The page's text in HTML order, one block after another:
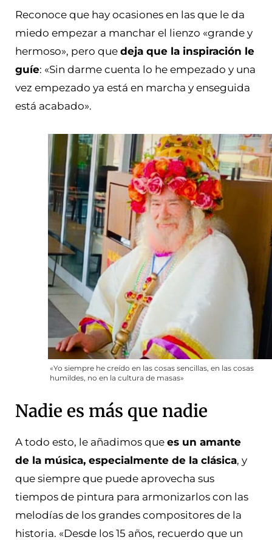
Reconoce que hay ocasiones en las que le da
miedo empezar a manchar el lienzo «grande y
hermoso», pero que deja que la inspiración le
guíe: «Sin darme cuenta lo he empezado y una
vez empezado ya está en marcha y enseguida
está acabado».
«Yo siempre he creído en las cosas sencillas, en las cosas
humildes, no en la cultura de masas»
Nadie es más que nadie
A todo esto, le añadimos que es un amante
de la música, especialmente de la clásica, y
que siempre que puede aprovecha sus
tiempos de pintura para armonizarlos con las
melodías de los grandes compositores de la
historia. «Desde los 15 años, recuerdo que un